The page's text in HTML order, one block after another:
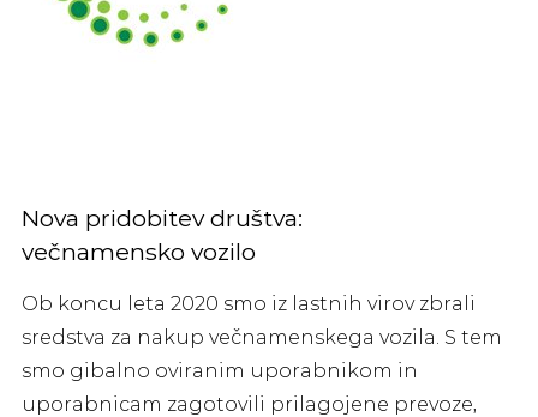
Nova pridobitev društva:
večnamensko vozilo
Ob koncu leta 2020 smo iz lastnih virov zbrali
sredstva za nakup večnamenskega vozila. S tem
smo gibalno oviranim uporabnikom in
uporabnicam zagotovili prilagojene prevoze,